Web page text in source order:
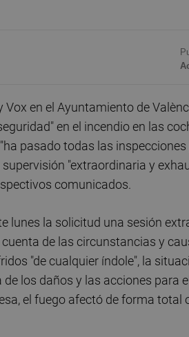
Vox en el Ayuntamiento de
en el incendio en las
pasado todas las inspecciones
"extraordinaria y
comunicados.
lunes la solicitud una sesión
de las circunstancias y
"de cualquier índole", la
los daños y las acciones para
el fuego afectó de forma total